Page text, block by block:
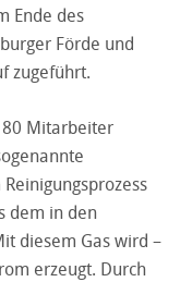
Ende des
Förde und
zugeführt.
80 Mitarbeiter
dem in den
diesem Gas wird –
erzeugt. Durch